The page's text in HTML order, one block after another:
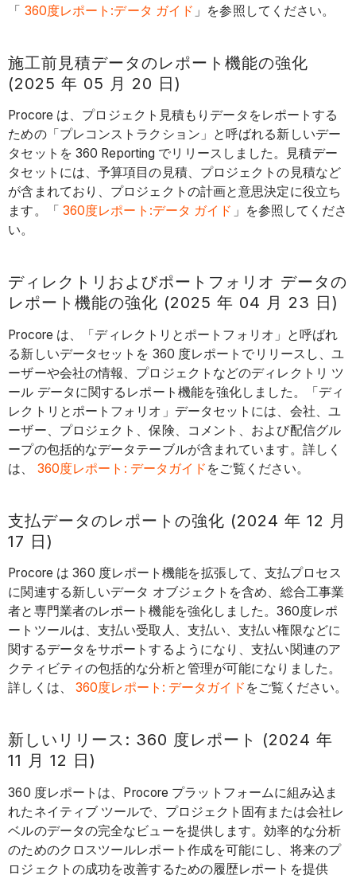
「 360度レポート:データ ガイド 」を参照してください。
施工前見積データのレポート機能の強化
(2025 年 05 月 20 日)
Procore は、プロジェクト見積もりデータをレポートする
ための「プレコンストラクション」と呼ばれる新しいデー
タセットを 360 Reporting でリリースしました。見積デー
タセットには、予算項目の見積、プロジェクトの見積など
が含まれており、プロジェクトの計画と意思決定に役立ち
ます。「 360度レポート:データ ガイド 」を参照してくださ
い。
ディレクトリおよびポートフォリオ データの
レポート機能の強化 (2025 年 04 月 23 日)
Procore は、「ディレクトリとポートフォリオ」と呼ばれ
る新しいデータセットを 360 度レポートでリリースし、ユ
ーザーや会社の情報、プロジェクトなどのディレクトリ ツ
ール データに関するレポート機能を強化しました。「ディ
レクトリとポートフォリオ」データセットには、会社、ユ
ーザー、プロジェクト、保険、コメント、および配信グル
ープの包括的なデータテーブルが含まれています。詳しく
は、 360度レポート: データガイド をご覧ください。
支払データのレポートの強化 (2024 年 12 月
17 日)
Procore は 360 度レポート機能を拡張して、支払プロセス
に関連する新しいデータ オブジェクトを含め、総合工事業
者と専門業者のレポート機能を強化しました。360度レポ
ートツールは、支払い受取人、支払い、支払い権限などに
関するデータをサポートするようになり、支払い関連のア
クティビティの包括的な分析と管理が可能になりました。
詳しくは、 360度レポート: データガイド をご覧ください。
新しいリリース: 360 度レポート (2024 年
11 月 12 日)
360 度レポートは、Procore プラットフォームに組み込ま
れたネイティブ ツールで、プロジェクト固有または会社レ
ベルのデータの完全なビューを提供します。効率的な分析
のためのクロスツールレポート作成を可能にし、将来のプ
ロジェクトの成功を改善するための履歴レポートを提供